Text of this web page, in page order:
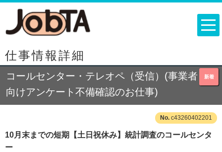
仕事情報詳細
新着
コールセンター・テレオペ（受信）(事業者
向けアンケート不備確認のお仕事)
c43260402201
10月末までの短期【土日祝休み】統計調査のコールセンタ
ー